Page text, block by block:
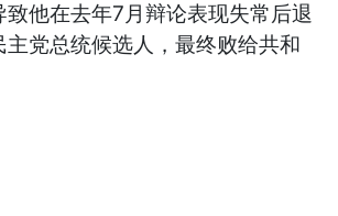
他在去年7月辩论表现失常后退
党总统候选人，最终败给共和